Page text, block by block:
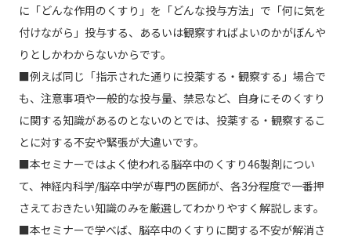
に「どんな作用のくすり」を「どんな投与方法」で「何に気を
付けながら」投与する、あるいは観察すればよいのかがぼんや
りとしかわからないからです。
■例えば同じ「指示された通りに投薬する・観察する」場合で
も、注意事項や一般的な投与量、禁忌など、自身にそのくすり
に関する知識があるのとないのとでは、投薬する・観察するこ
とに対する不安や緊張が大違いです。
■本セミナーではよく使われる脳卒中のくすり46製剤につい
て、神経内科学/脳卒中学が専門の医師が、各3分程度で一番押
さえておきたい知識のみを厳選してわかりやすく解説します。
■本セミナーで学べば、脳卒中のくすりに関する不安が解消さ